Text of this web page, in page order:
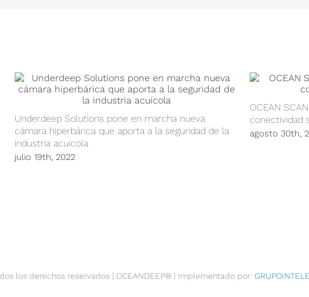
Underdeep Solutions pone en marcha nueva
cámara hiperbárica que aporta a la seguridad de la
industria acuícola
julio 19th, 2022
OCEAN
conectividad
agosto 30th,
los derechos reservados | OCEANDEEP® | Implementado por: